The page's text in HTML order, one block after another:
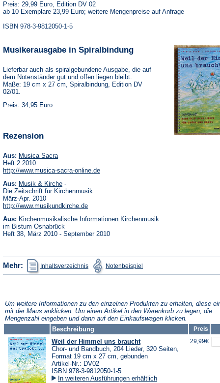
Preis: 29,99 Euro, Edition DV 02
ab 10 Exemplare 23,99 Euro; weitere Mengenpreise auf Anfrage
ISBN 978-3-9812050-1-5
Musikerausgabe in Spiralbindung
Lieferbar auch als spiralgebundene Ausgabe, die auf
dem Notenständer gut und offen liegen bleibt.
Maße: 19 cm x 27 cm, Spiralbindung, Edition DV
02/01.
Preis: 34,95 Euro
Rezension
Aus: Musica Sacra(Öffnet
einem
neuen
Tab)
Heft 2 2010
http://www.musica-sacra-online.de(Öffnet
Aus: Musik & Kirche(Öffnet
in
neuen
Tab)
-
Die Zeitschrift für Kirchenmusik
März-Apr. 2010
http://www.musikundkirche.de(Öffnet
einem
Tab)
Aus: Kirchenmusikalische Informationen Kirchenmusik
im Bistum Osnabrück
Heft 38, März 2010 - September 2010
Mehr: Inhaltsverzeichnis
(Öffnet
in
einem
Notenbeispiel in
einem
Um weitere Informationen zu den einzelnen Produkten zu erhalten, diese
mit der Maus anklicken. Um einen Artikel in den Warenkorb zu legen, die
Mengenzahl eingeben und dann auf den Einkaufswagen klicken.
Beschreibung
Preis
Weil der Himmel uns braucht
Chor- und Bandbuch, 204 Lieder, 320 Seiten,
Format 19 cm x 27 cm, gebunden
Artikel-Nr.: DV02
ISBN 978-3-9812050-1-5
In weiteren Ausführungen erhältlich
29,99€